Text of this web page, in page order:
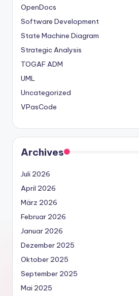
OpenDocs
Software Development
State Machine Diagram
Strategic Analysis
TOGAF ADM
UML
Uncategorized
VPasCode
Archives
Juli 2026
April 2026
März 2026
Februar 2026
Januar 2026
Dezember 2025
Oktober 2025
September 2025
Mai 2025